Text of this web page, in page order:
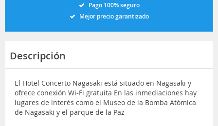
Pago 100% seguro
Mejor precio garantizado
Descripción
El Hotel Concerto Nagasaki está situado en Nagasaki y
ofrece conexión Wi-Fi gratuita En las inmediaciones hay
lugares de interés como el Museo de la Bomba Atómica
de Nagasaki y el parque de la Paz